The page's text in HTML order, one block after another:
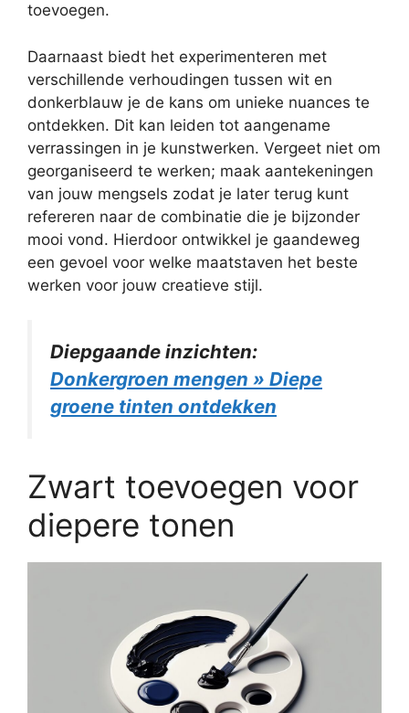
toevoegen.
Daarnaast biedt het experimenteren met
verschillende verhoudingen tussen wit en
donkerblauw je de kans om unieke nuances te
ontdekken. Dit kan leiden tot aangename
verrassingen in je kunstwerken. Vergeet niet om
georganiseerd te werken; maak aantekeningen
van jouw mengsels zodat je later terug kunt
refereren naar de combinatie die je bijzonder
mooi vond. Hierdoor ontwikkel je gaandeweg
een gevoel voor welke maatstaven het beste
werken voor jouw creatieve stijl.
Diepgaande inzichten:
Donkergroen mengen » Diepe
groene tinten ontdekken
Zwart toevoegen voor
diepere tonen